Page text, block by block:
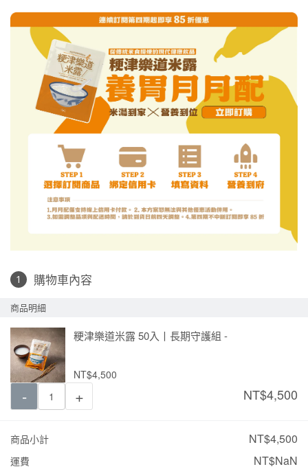
購物車內容
商品明細
粳津樂道米露 50入丨長期守護組 -
NT$4,500
- + NT$4,500
商品小計 NT$4,500
運費 NT$NaN